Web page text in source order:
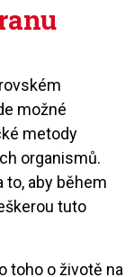
možné
metody
organismů.
to, aby během
tuto
toho o životě na